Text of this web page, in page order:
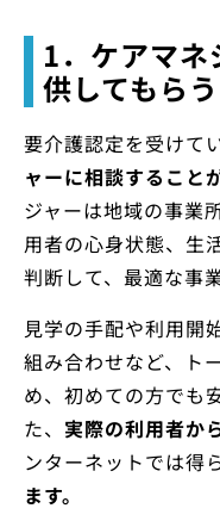
1．ケアマ
供してもらう
要介護認定を受けて
ャーに相談すること
ジャーは地域の事業
用者の心身状態、生
判断して、最適な事
見学の手配や利用開
組み合わせなど、ト
め、初めての方でも
た、 実際の利用者か
ンターネットでは得
ます。